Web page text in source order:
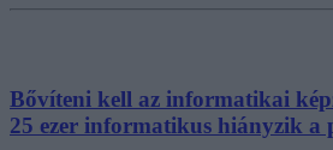
Bővíteni kell az informatikai
25 ezer informatikus hiányzik a